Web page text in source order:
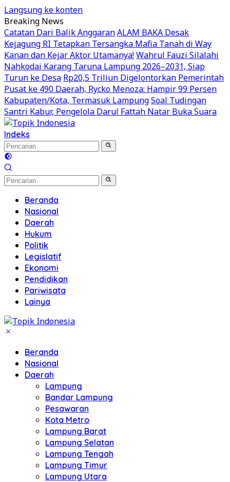
Langsung ke konten
Breaking News
Catatan Dari Balik AnggaranALAM BAKA Desak
Kejagung RI Tetapkan Tersangka Mafia Tanah di Way
Kanan dan Kejar Aktor Utamanya!Wahrul Fauzi Silalahi
Nahkodai Karang Taruna Lampung 2026–2031, Siap
Turun ke Desa Rp20,5 Triliun Digelontorkan Pemerintah
Pusat ke 490 Daerah, Rycko Menoza: Hampir 99 Persen
Kabupaten/Kota, Termasuk LampungSoal Tudingan
Santri Kabur, Pengelola Darul Fattah Natar Buka Suara
Indeks
Beranda
Nasional
Daerah
Hukum
Politik
Legislatif
Ekonomi
Pendidikan
Pariwisata
Lainya
Beranda
Nasional
Daerah
Lampung
Bandar Lampung
Pesawaran
Kota Metro
Lampung Barat
Lampung Selatan
Lampung Tengah
Lampung Timur
Lampung Utara